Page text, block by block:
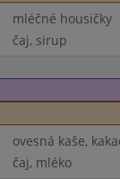
mléčné housičky
čaj, sirup
ovesná kaše,
čaj, mléko